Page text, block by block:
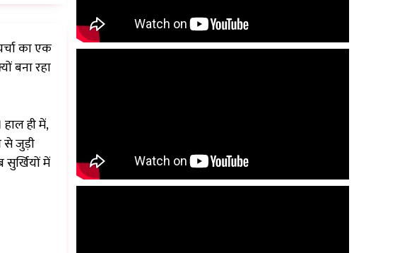
का एक
बना रहा
ही में,
से जुड़ी
में